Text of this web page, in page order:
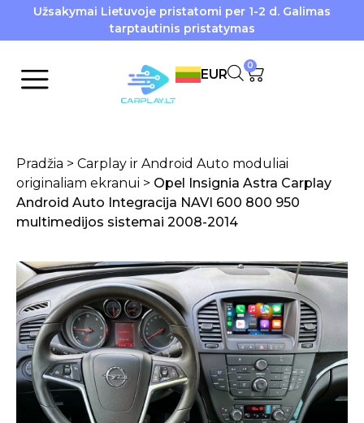
Užsakymai Lietuvoje pristatomi per 1-2 d. Galimas
tarptautinis pristatymas
EUR
0
Pradžia > Carplay ir Android Auto moduliai
originaliam ekranui > Opel Insignia Astra Carplay
Android Auto Integracija NAVI 600 800 950
multimedijos sistemai 2008-2014